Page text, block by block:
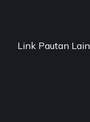
Link Pautan Lain